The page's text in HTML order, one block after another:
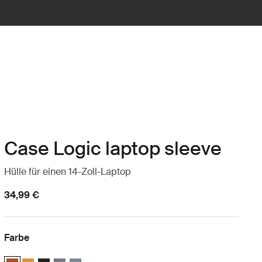
Case Logic laptop sleeve
Hülle für einen 14-Zoll-Laptop
34,99 €
Farbe
Case Logic 14" laptop sleeve Rustic Amber (selected)
Case Logic 14" laptop sleeve Buckthorn
Case Logic 14" laptop sleeve Schwarz
Case Logic 14" laptop sleeve Graphit
Case Logic 14" laptop sleeve Arona Blue